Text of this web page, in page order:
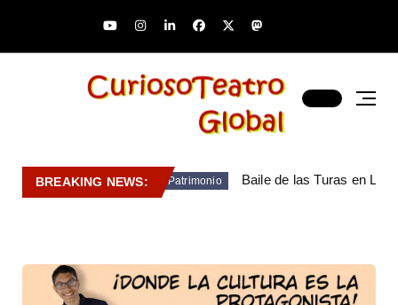
BREAKING NEWS: Patrimonio Baile de las Turas en